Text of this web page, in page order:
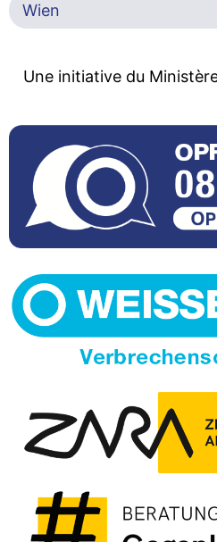
Wien
Une initiative du